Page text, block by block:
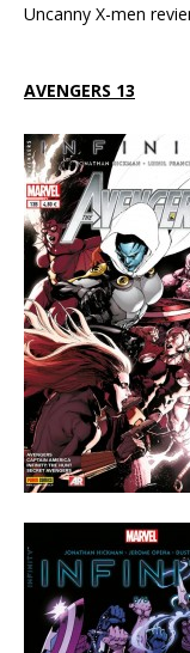
Uncanny X-men
AVENGERS 13